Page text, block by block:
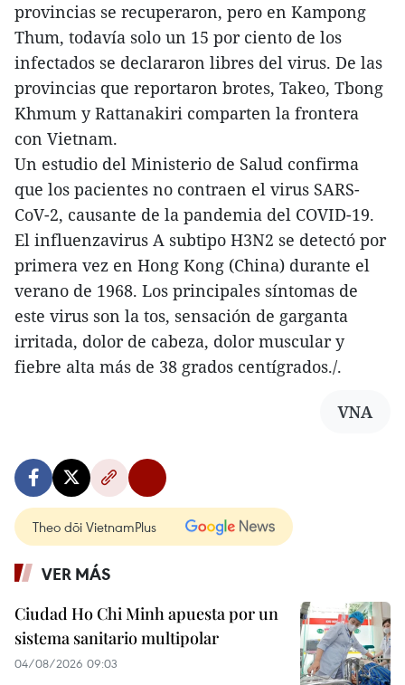
provincias se recuperaron, pero en Kampong
Thum, todavía solo un 15 por ciento de los
infectados se declararon libres del virus. De las
provincias que reportaron brotes, Takeo, Tbong
Khmum y Rattanakiri comparten la frontera
con Vietnam.
Un estudio del Ministerio de Salud confirma
que los pacientes no contraen el virus SARS-
CoV-2, causante de la pandemia del COVID-19.
El influenzavirus A subtipo H3N2 se detectó por
primera vez en Hong Kong (China) durante el
verano de 1968. Los principales síntomas de
este virus son la tos, sensación de garganta
irritada, dolor de cabeza, dolor muscular y
fiebre alta más de 38 grados centígrados./.
VNA
Theo dõi VietnamPlus
VER MÁS
Ciudad Ho Chi Minh apuesta por un
sistema sanitario multipolar
04/08/2026 09:03